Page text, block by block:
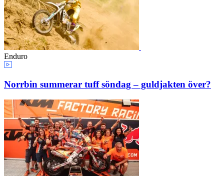
Enduro
Norrbin summerar tuff söndag – guldjakten över?